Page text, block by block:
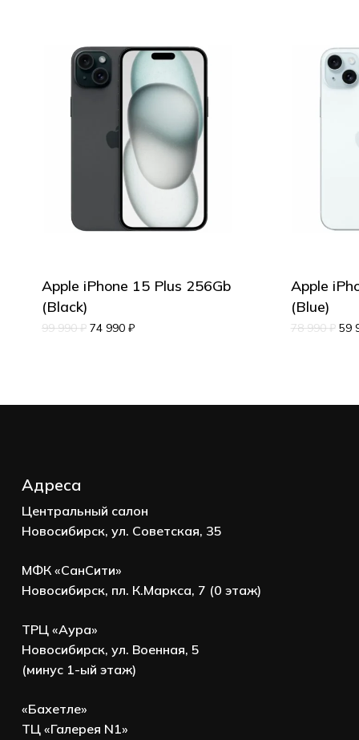
Apple iPhone 15 Plus 256Gb
(Black)
99 990₽ 74 990 ₽
Apple
(Blue)
78 990₽ 59
Адреса
Центральный салон
Новосибирск, ул. Советская, 35
МФК «СанСити»
Новосибирск, пл. К.Маркса, 7 (0 этаж)
ТРЦ «Аура»
Новосибирск, ул. Военная, 5
(минус 1-ый этаж)
«Бахетле»
ТЦ «Галерея N1»